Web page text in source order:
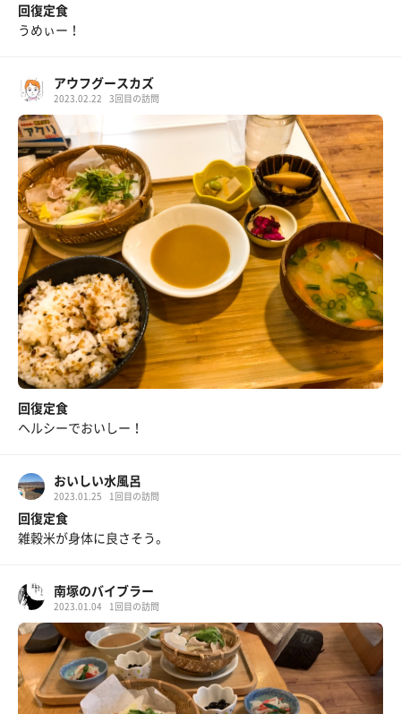
回復定食
うめぃー！
アウフグースカズ
2023.02.22 3回目の訪問
回復定食
ヘルシーでおいしー！
おいしい水風呂
2023.01.25 1回目の訪問
回復定食
雑穀米が身体に良さそう。
南塚のバイブラー
2023.01.04 1回目の訪問